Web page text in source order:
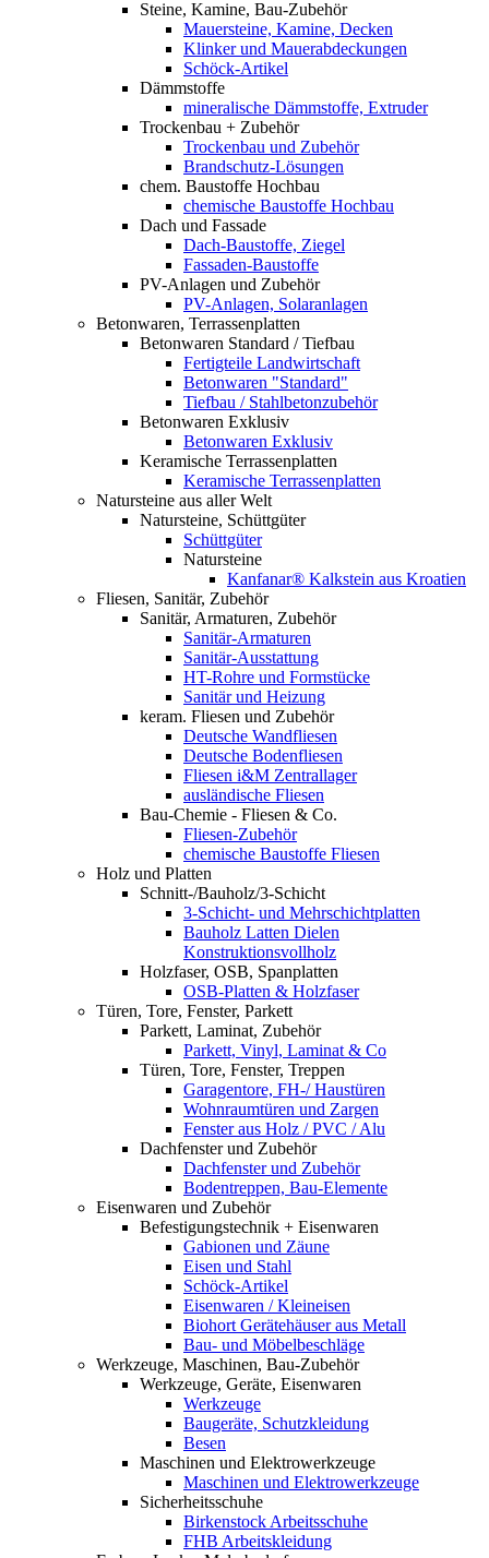
Steine, Kamine, Bau-Zubehör
Mauersteine, Kamine, Decken
Klinker und Mauerabdeckungen
Schöck-Artikel
Dämmstoffe
mineralische Dämmstoffe, Extruder
Trockenbau + Zubehör
Trockenbau und Zubehör
Brandschutz-Lösungen
chem. Baustoffe Hochbau
chemische Baustoffe Hochbau
Dach und Fassade
Dach-Baustoffe, Ziegel
Fassaden-Baustoffe
PV-Anlagen und Zubehör
PV-Anlagen, Solaranlagen
Betonwaren, Terrassenplatten
Betonwaren Standard / Tiefbau
Fertigteile Landwirtschaft
Betonwaren "Standard"
Tiefbau / Stahlbetonzubehör
Betonwaren Exklusiv
Betonwaren Exklusiv
Keramische Terrassenplatten
Keramische Terrassenplatten
Natursteine aus aller Welt
Natursteine, Schüttgüter
Schüttgüter
Natursteine
Kanfanar® Kalkstein aus Kroatien
Fliesen, Sanitär, Zubehör
Sanitär, Armaturen, Zubehör
Sanitär-Armaturen
Sanitär-Ausstattung
HT-Rohre und Formstücke
Sanitär und Heizung
keram. Fliesen und Zubehör
Deutsche Wandfliesen
Deutsche Bodenfliesen
Fliesen i&M Zentrallager
ausländische Fliesen
Bau-Chemie - Fliesen & Co.
Fliesen-Zubehör
chemische Baustoffe Fliesen
Holz und Platten
Schnitt-/Bauholz/3-Schicht
3-Schicht- und Mehrschichtplatten
Bauholz Latten Dielen
Konstruktionsvollholz
Holzfaser, OSB, Spanplatten
OSB-Platten & Holzfaser
Türen, Tore, Fenster, Parkett
Parkett, Laminat, Zubehör
Parkett, Vinyl, Laminat & Co
Türen, Tore, Fenster, Treppen
Garagentore, FH-/ Haustüren
Wohnraumtüren und Zargen
Fenster aus Holz / PVC / Alu
Dachfenster und Zubehör
Dachfenster und Zubehör
Bodentreppen, Bau-Elemente
Eisenwaren und Zubehör
Befestigungstechnik + Eisenwaren
Gabionen und Zäune
Eisen und Stahl
Schöck-Artikel
Eisenwaren / Kleineisen
Biohort Gerätehäuser aus Metall
Bau- und Möbelbeschläge
Werkzeuge, Maschinen, Bau-Zubehör
Werkzeuge, Geräte, Eisenwaren
Werkzeuge
Baugeräte, Schutzkleidung
Besen
Maschinen und Elektrowerkzeuge
Maschinen und Elektrowerkzeuge
Sicherheitsschuhe
Birkenstock Arbeitsschuhe
FHB Arbeitskleidung